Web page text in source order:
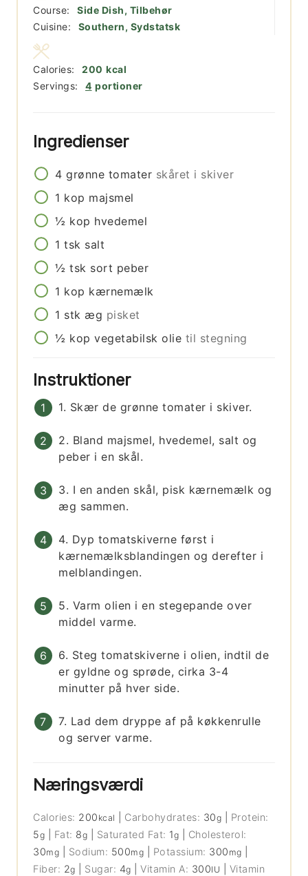
Course:
Side Dish, Tilbehør
Cuisine:
Southern, Sydstatsk
Servings: 4 portioner
Calories: 200 kcal
Ingredienser
4 grønne tomater skåret i skiver
1 kop majsmel
½ kop hvedemel
1 tsk salt
½ tsk sort peber
1 kop kærnemælk
1 stk æg pisket
½ kop vegetabilsk olie til stegning
Instruktioner
1. Skær de grønne tomater i skiver.
2. Bland majsmel, hvedemel, salt og
peber i en skål.
3. I en anden skål, pisk kærnemælk og
æg sammen.
4. Dyp tomatskiverne først i
kærnemælksblandingen og derefter i
melblandingen.
5. Varm olien i en stegepande over
middel varme.
6. Steg tomatskiverne i olien, indtil de
er gyldne og sprøde, cirka 3-4
minutter på hver side.
7. Lad dem dryppe af på køkkenrulle
og server varme.
Næringsværdi
Calories: 200 kcal Carbohydrates: 30g
Protein:
5g Fat: 8g Saturated Fat: 1g
Cholesterol:
30mg Sodium: 500mg Potassium: 300 mg
Fiber: 2g Sugar: 4g |Vitamin A: 300IU
Vitamin